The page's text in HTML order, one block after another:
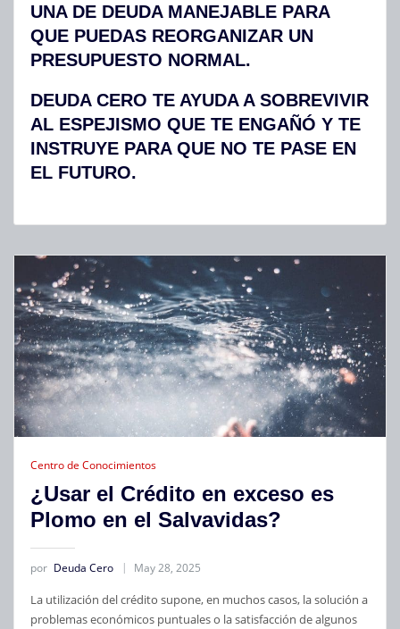
UNA DE DEUDA MANEJABLE PARA
QUE PUEDAS REORGANIZAR UN
PRESUPUESTO NORMAL.
DEUDA CERO TE AYUDA A SOBREVIVIR
AL ESPEJISMO QUE TE ENGAÑÓ Y TE
INSTRUYE PARA QUE NO TE PASE EN
EL FUTURO.
Centro de Conocimientos
¿Usar el Crédito en exceso es
Plomo en el Salvavidas?
por Deuda Cero May 28, 2025
La utilización del crédito supone, en muchos casos, la solución a
problemas económicos puntuales o la satisfacción de algunos